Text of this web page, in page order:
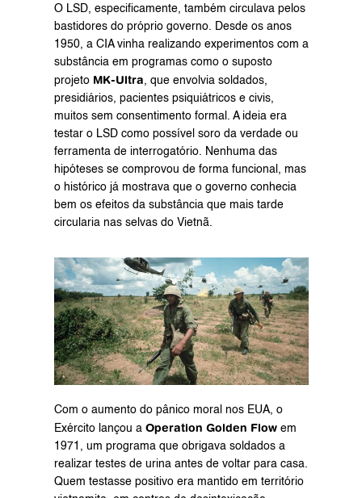
O LSD, especificamente, também circulava pelos
bastidores do próprio governo. Desde os anos
1950, a CIA vinha realizando experimentos com a
substância em programas como o suposto
projeto MK-Ultra, que envolvia soldados,
presidiários, pacientes psiquiátricos e civis,
muitos sem consentimento formal. A ideia era
testar o LSD como possível soro da verdade ou
ferramenta de interrogatório. Nenhuma das
hipóteses se comprovou de forma funcional, mas
o histórico já mostrava que o governo conhecia
bem os efeitos da substância que mais tarde
circularia nas selvas do Vietnã.
Com o aumento do pânico moral nos EUA, o
Exército lançou a Operation Golden Flow em
1971, um programa que obrigava soldados a
realizar testes de urina antes de voltar para casa.
Quem testasse positivo era mantido em território